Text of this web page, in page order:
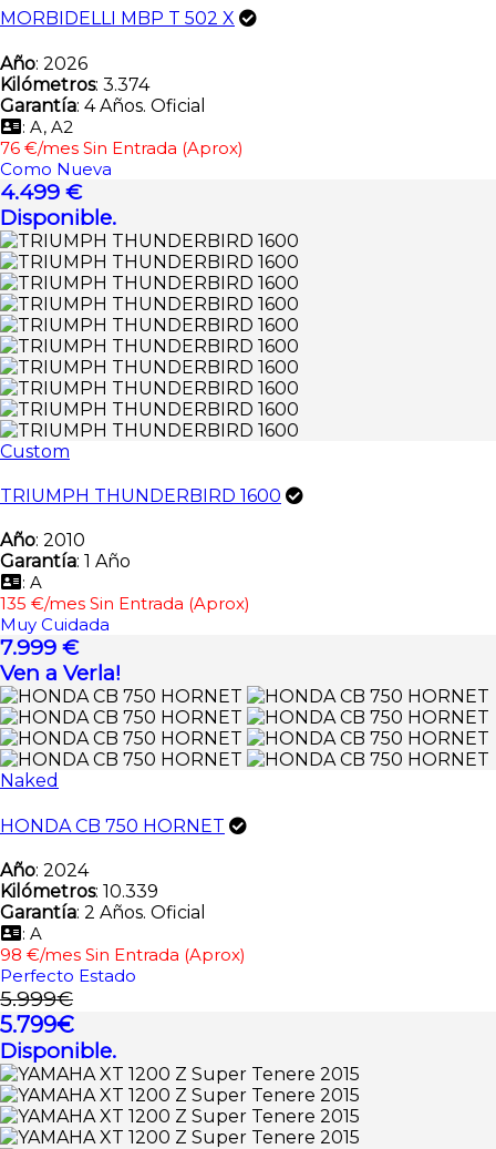
MORBIDELLI MBP T 502 X
Año: 2026
Kilómetros: 3.374
Garantía: 4 Años. Oficial
: A, A2
76 €/mes Sin Entrada (Aprox)
Como Nueva
4.499 €
Disponible.
Custom
TRIUMPH THUNDERBIRD 1600
Año: 2010
Garantía: 1 Año
: A
135 €/mes Sin Entrada (Aprox)
Muy Cuidada
7.999 €
Ven a Verla!
Naked
HONDA CB 750 HORNET
Año: 2024
Kilómetros: 10.339
Garantía: 2 Años. Oficial
: A
98 €/mes Sin Entrada (Aprox)
Perfecto Estado
5.999€
5.799€
Disponible.